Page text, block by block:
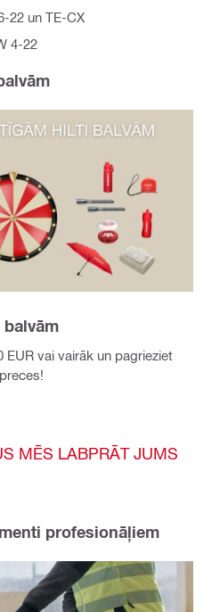
22 un TE-CX
4-22
vai vairāk un pagrieziet
MĒS LABPRĀT JUMS
profesionāļiem